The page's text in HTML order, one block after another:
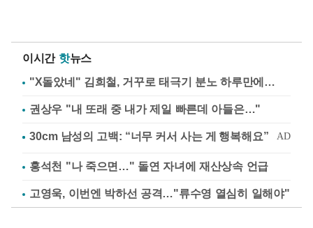
이시간 핫뉴스
"X돌았네" 김희철, 거꾸로 태극기 분노 하루만에…
권상우 "내 또래 중 내가 제일 빠른데 아들은…"
홍석천 "나 죽으면…" 돌연 자녀에 재산상속 언급
고영욱, 이번엔 박하선 공격…"류수영 열심히 일해야"